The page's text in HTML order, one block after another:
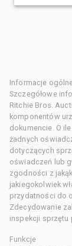
Informacje
Szczegółowe
Ritchie Bros.
komponentów
dokumencie. O
żadnych
dotyczących
oświadczeń lub
zgodności z
jakiegokolwiek
przydatności do
Zdecydowanie
inspekcji sprzętu
Funkcje